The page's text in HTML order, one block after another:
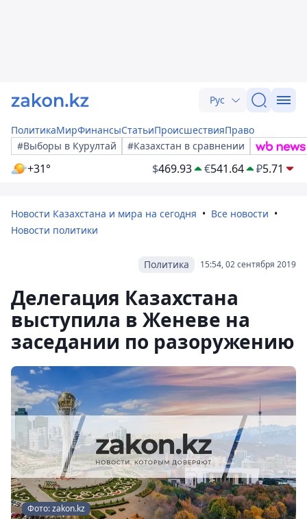
Рус
ПолитикаМирФинансыСтатьиПроисшествияПраво
#Выборы в Курултай
#Казахстан в сравнении
+31° $469.93 €541.64 ₽5.71
Новости Казахстана и мира на сегодня
Все новости
Новости политики
15:54, 02 сентября 2019
Политика
Делегация Казахстана
выступила в Женеве на
заседании по разоружению
Фото: zakon.kz